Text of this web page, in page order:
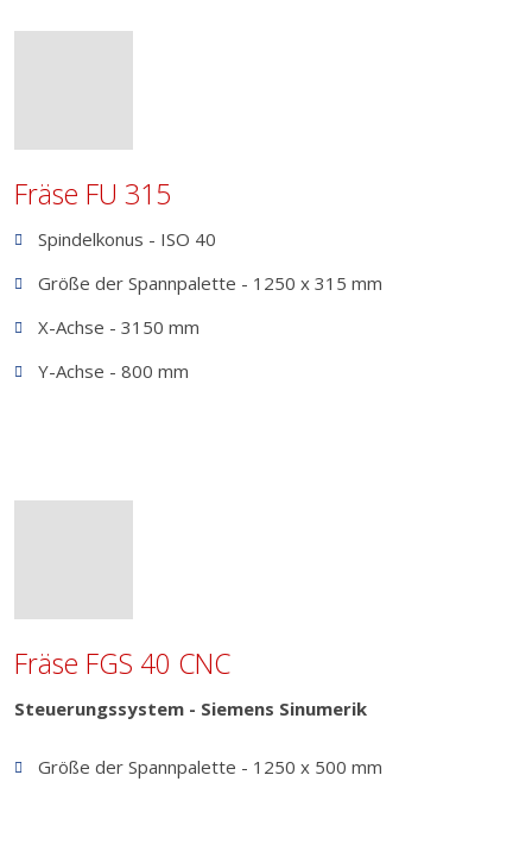
Fräse FU 315
Spindelkonus - ISO 40
Größe der Spannpalette - 1250 x 315 mm
X-Achse - 3150 mm
Y-Achse - 800 mm
Fräse FGS 40 CNC
Steuerungssystem - Siemens Sinumerik
Größe der Spannpalette - 1250 x 500 mm